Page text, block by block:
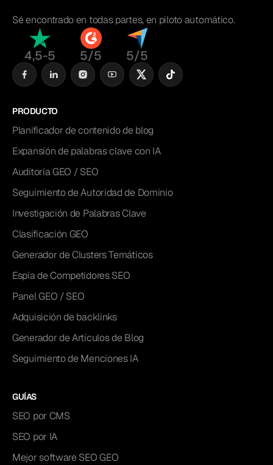
Sé encontrado en todas partes, en piloto automático.
4,5-5 5/5 5/5
PRODUCTO
Planificador de contenido de blog
Expansión de palabras clave con IA
Auditoría GEO / SEO
Seguimiento de Autoridad de Dominio
Investigación de Palabras Clave
Clasificación GEO
Generador de Clusters Temáticos
Espía de Competidores SEO
Panel GEO / SEO
Adquisición de backlinks
Generador de Artículos de Blog
Seguimiento de Menciones IA
GUÍAS
SEO por CMS
SEO por IA
Mejor software SEO GEO